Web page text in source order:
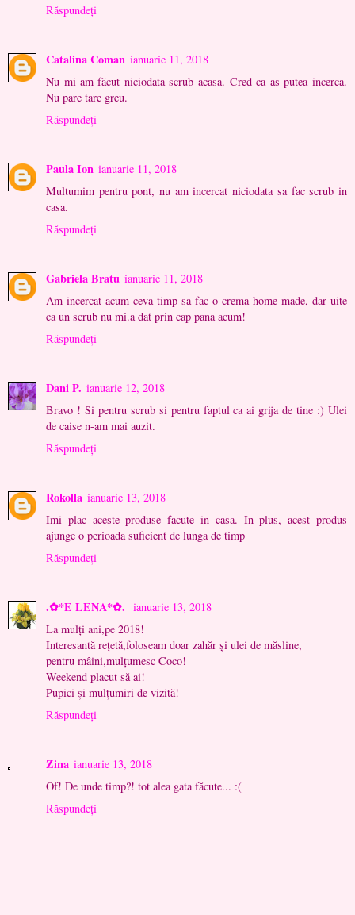
Răspundeți
Catalina Coman ianuarie 11, 2018
Nu mi-am făcut niciodata scrub acasa. Cred ca as putea incerca.
Nu pare tare greu.
Răspundeți
Paula Ion ianuarie 11, 2018
Multumim pentru pont, nu am incercat niciodata sa fac scrub in
casa.
Răspundeți
Gabriela Bratu ianuarie 11, 2018
Am incercat acum ceva timp sa fac o crema home made, dar uite
ca un scrub nu mi.a dat prin cap pana acum!
Răspundeți
Dani P. ianuarie 12, 2018
Bravo ! Si pentru scrub si pentru faptul ca ai grija de tine :) Ulei
de caise n-am mai auzit.
Răspundeți
Rokolla ianuarie 13, 2018
Imi plac aceste produse facute in casa. In plus, acest produs
ajunge o perioada suficient de lunga de timp
Răspundeți
.✿*E LENA*✿. ianuarie 13, 2018
La mulți ani,pe 2018!
Interesantă rețetă,foloseam doar zahăr și ulei de măsline,
pentru mâini,mulțumesc Coco!
Weekend placut să ai!
Pupici și mulțumiri de vizită!
Răspundeți
Zina ianuarie 13, 2018
Of! De unde timp?! tot alea gata făcute... :(
Răspundeți